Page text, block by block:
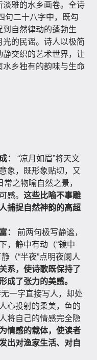
雅的水乡画卷。全诗
句二十八字中，既勾
自然律动的蓬勃生
的民谣。诗人以极简
交织的艺术世界，让
乡独有的韵味与生命
：
“凉月如眉”将天文
象，既形象贴切，又
常之物喻自然之景，
感。 这些比喻不事雕
捕捉自然神韵的高超
：
前两句极写静谧，
，静中有动（“镜中
（“半夜”点明夜阑人
系，使诗歌既保持了
成了张力的美感。
一字直接写人，却处
心投射的柔美，鱼的
将自己的情感完全隐
情感的载体，使读者
出对渔家生活、对自